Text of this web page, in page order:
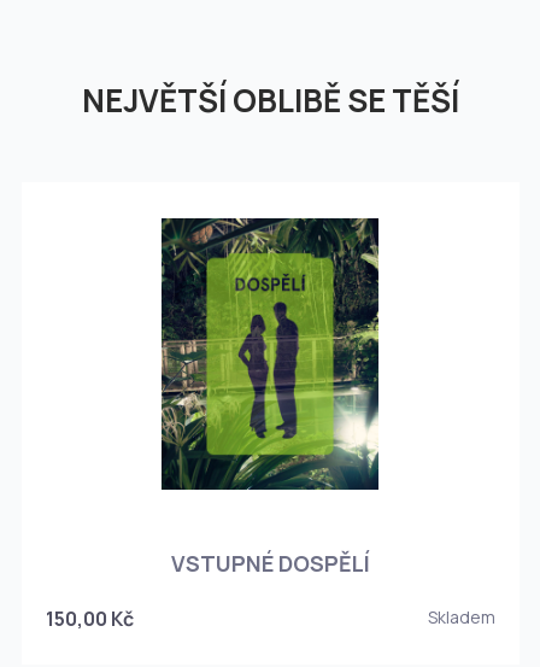
NEJVĚTŠÍ OBLIBĚ SE TĚŠÍ
VSTUPNÉ DOSPĚLÍ
150,00 Kč Skladem